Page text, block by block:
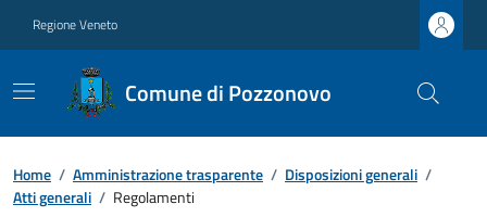
Regione Veneto
Comune di Pozzonovo
Home / Amministrazione trasparente / Disposizioni generali /
Atti generali / Regolamenti